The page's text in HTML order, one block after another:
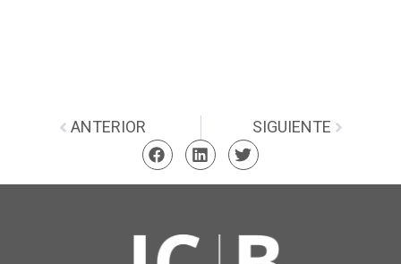
ANTERIOR SIGUIENTE